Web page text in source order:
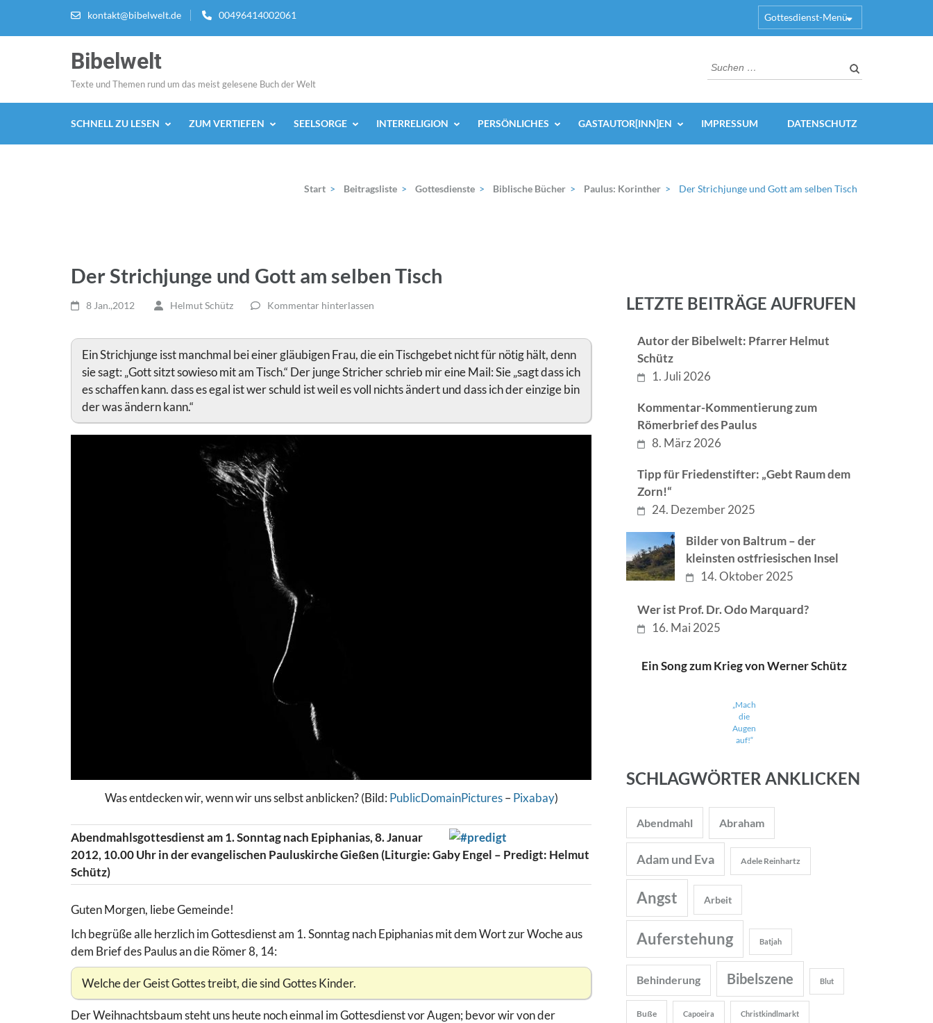
kontakt@bibelwelt.de 00496414002061 Gottesdienst-Menü
Bibelwelt
Texte und Themen rund um das meist gelesene Buch der Welt
Suchen
nach:
SCHNELL ZU LESEN ZUM VERTIEFEN SEELSORGE INTERRELIGION PERSÖNLICHES GASTAUTOR[INN]EN IMPRESSUM DATENSCHUTZ
Start > Beitragsliste > Gottesdienste > Biblische Bücher > Paulus: Korinther > Der Strichjunge und Gott am selben Tisch
Der Strichjunge und Gott am selben Tisch
8 Jan.,2012 Helmut Schütz Kommentar hinterlassen
Ein Strichjunge isst manchmal bei einer gläubigen Frau, die ein Tischgebet nicht für nötig hält, denn
sie sagt: „Gott sitzt sowieso mit am Tisch.“ Der junge Stricher schrieb mir eine Mail: Sie „sagt dass ich
es schaffen kann. dass es egal ist wer schuld ist weil es voll nichts ändert und dass ich der einzige bin
der was ändern kann.“
Was entdecken wir, wenn wir uns selbst anblicken? (Bild: PublicDomainPictures–Pixabay)
Abendmahlsgottesdienst am 1. Sonntag nach Epiphanias, 8. Januar
2012, 10.00 Uhr in der evangelischen Pauluskirche Gießen (Liturgie: Gaby Engel – Predigt: Helmut
Schütz)
Guten Morgen, liebe Gemeinde!
Ich begrüße alle herzlich im Gottesdienst am 1. Sonntag nach Epiphanias mit dem Wort zur Woche aus
dem Brief des Paulus an die Römer 8, 14:
Welche der Geist Gottes treibt, die sind Gottes Kinder.
Der Weihnachtsbaum steht uns heute noch einmal im Gottesdienst vor Augen; bevor wir von der
LETZTE BEITRÄGE AUFRUFEN
Autor der Bibelwelt: Pfarrer Helmut
Schütz
1. Juli 2026
Kommentar-Kommentierung zum
Römerbrief des Paulus
8. März 2026
Tipp für Friedenstifter: „Gebt Raum dem
Zorn!“
24. Dezember 2025
Bilder von Baltrum – der
kleinsten ostfriesischen Insel
14. Oktober 2025
Wer ist Prof. Dr. Odo Marquard?
16. Mai 2025
Ein Song zum Krieg von Werner Schütz
„Mach
die
Augen
auf!“
SCHLAGWÖRTER ANKLICKEN
Abendmahl Abraham
Adam und Eva Adele Reinhartz
Angst Arbeit
Auferstehung Batjah
Behinderung Bibelszene Blut
Buße Capoeira Christkindlmarkt